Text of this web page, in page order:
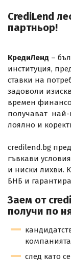
CrediLend
партньор!
КредиЛенд –
институция,
ставки на
задоволи
времен
получават най-
лоялно и
credilend.bg
гъвкави
и ниски лихви.
БНБ и
Заем от
получи по
след като